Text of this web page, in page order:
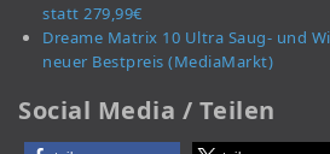
statt 279,99€
Dreame Matrix 10 Ultra Saug- und
neuer Bestpreis (MediaMarkt)
Social Media / Teilen